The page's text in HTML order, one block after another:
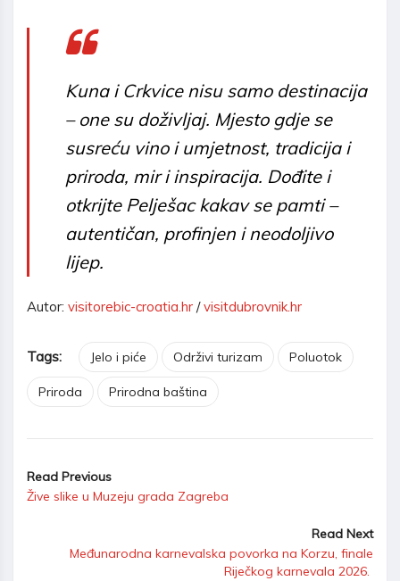
Kuna i Crkvice nisu samo destinacija
– one su doživljaj. Mjesto gdje se
susreću vino i umjetnost, tradicija i
priroda, mir i inspiracija. Dođite i
otkrijte Pelješac kakav se pamti –
autentičan, profinjen i neodoljivo
lijep.
Autor: visitorebic-croatia.hr /visitdubrovnik.hr
Tags: Jelo i piće Održivi turizam Poluotok
Priroda Prirodna baština
Read Previous
Žive slike u Muzeju grada Zagreba
Read Next
Međunarodna karnevalska povorka na Korzu, finale
Riječkog karnevala 2026.